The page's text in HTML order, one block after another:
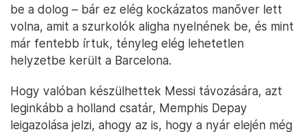
be a dolog – bár ez elég kockázatos manőver lett
volna, amit a szurkolók aligha nyelnének be, és mint
már fentebb írtuk, tényleg elég lehetetlen
helyzetbe került a Barcelona.
Hogy valóban készülhettek Messi távozására, azt
leginkább a holland csatár, Memphis Depay
leigazolása jelzi, ahogy az is, hogy a nyár elején még